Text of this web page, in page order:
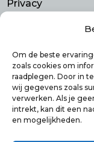
Om de beste
zoals cookies om
raadplegen. Door in
wij gegevens zoals
verwerken. Als je
intrekt, kan dit een
en mogelijkheden.
Privacy
Purmerend N-H
info@smulbus.nl
06 41746470
Volg ons